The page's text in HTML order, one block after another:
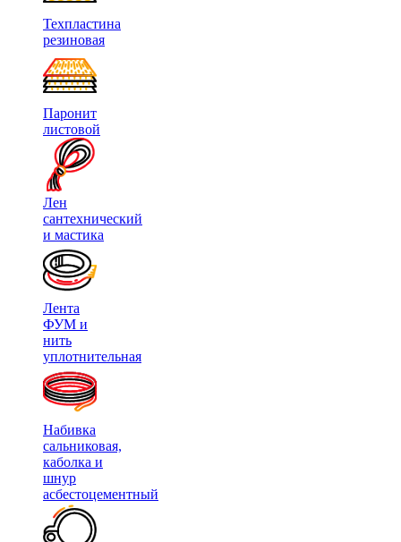
Техпластина
резиновая
Паронит
листовой
Лен
сантехнический
и мастика
Лента
ФУМ и
нить
уплотнительная
Набивка
сальниковая,
каболка и
шнур
асбестоцементный